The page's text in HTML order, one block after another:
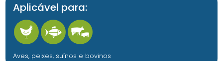
Aplicável para:
Aves, peixes, suínos e bovinos